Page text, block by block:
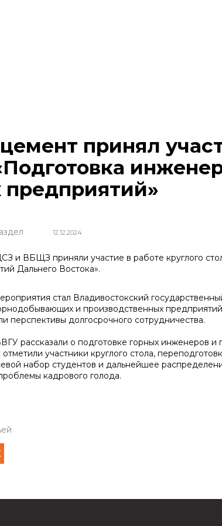
принял
предприятий»
12.12.2024
и ВБЩЗ приняли участие в работе круглого
Дальнего Востока».
стал Владивостокский
и производственных
перспективы долгосрочного сотрудничества.
рассказали о подготовке горных инженеров и
отметили участники круглого стола,
набор студентов и дальнейшее
кадрового голода.